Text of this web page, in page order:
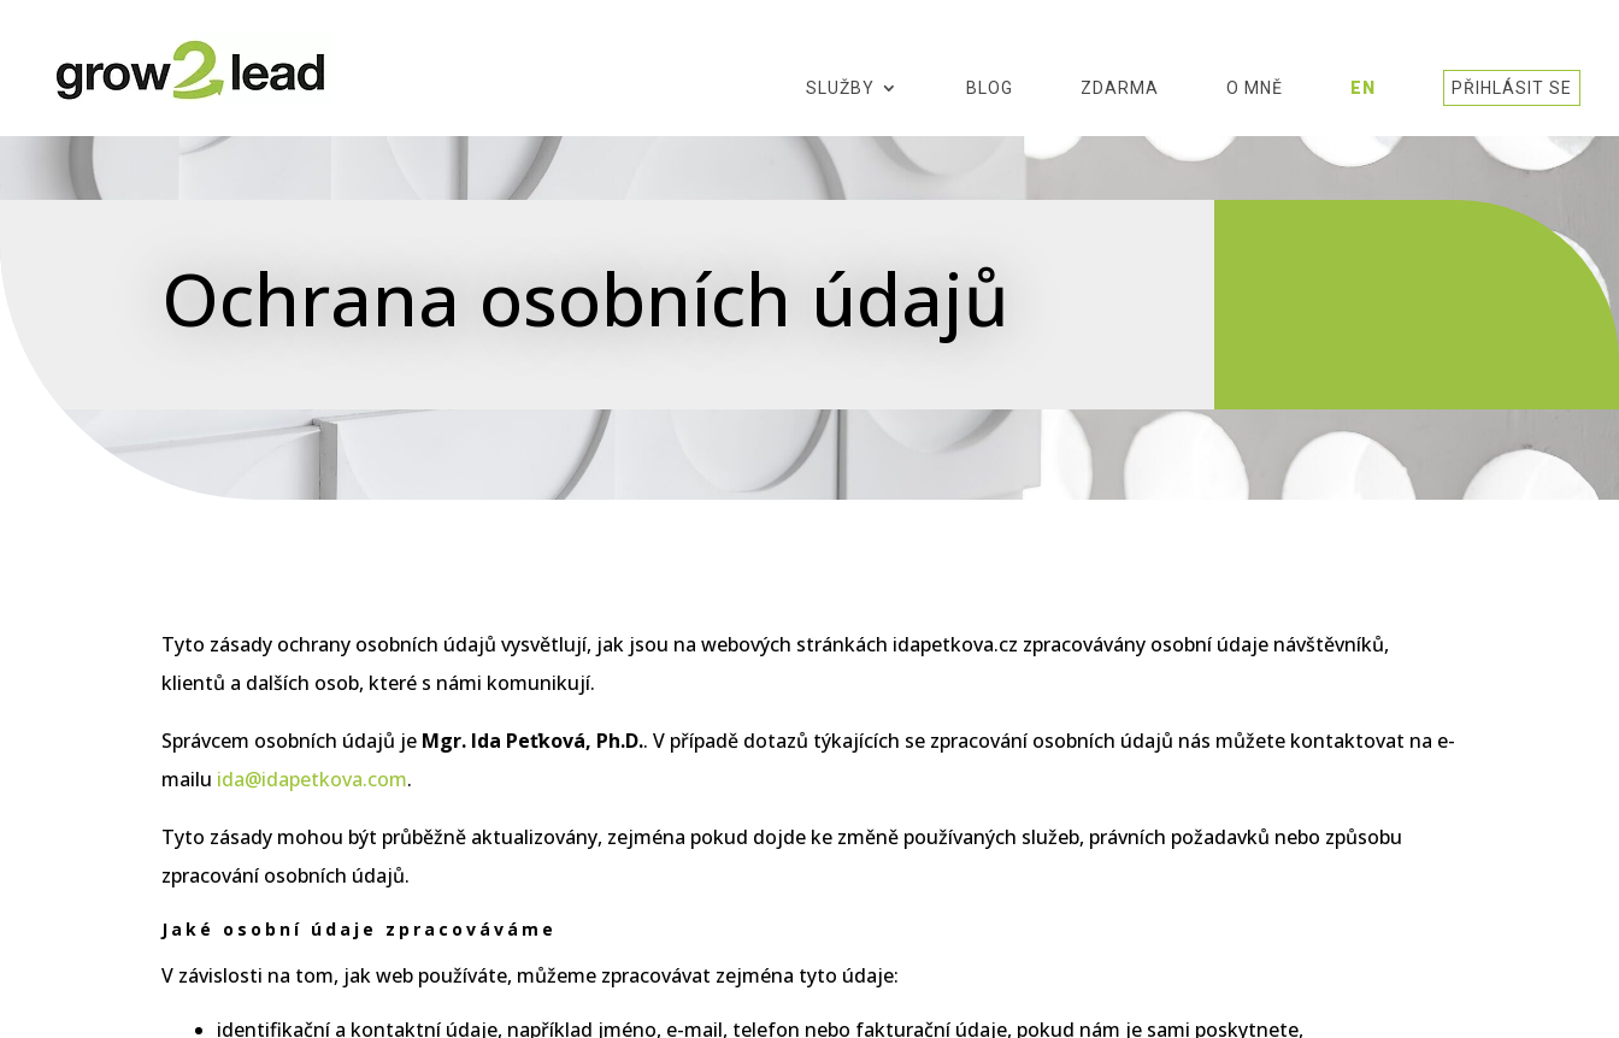
SLUŽBY BLOG ZDARMA O MNĚ EN PŘIHLÁSIT SE
Ochrana osobních údajů
Tyto zásady ochrany osobních údajů vysvětlují, jak jsou na webových stránkách idapetkova.cz zpracovávány osobní údaje návštěvníků,
klientů a dalších osob, které s námi komunikují.
Správcem osobních údajů je Mgr. Ida Peťková, Ph.D.. V případě dotazů týkajících se zpracování osobních údajů nás můžete kontaktovat na e-
mailu ida@idapetkova.com.
Tyto zásady mohou být průběžně aktualizovány, zejména pokud dojde ke změně používaných služeb, právních požadavků nebo způsobu
zpracování osobních údajů.
Jaké osobní údaje zpracováváme
V závislosti na tom, jak web používáte, můžeme zpracovávat zejména tyto údaje:
identifikační a kontaktní údaje, například jméno, e-mail, telefon nebo fakturační údaje, pokud nám je sami poskytnete,